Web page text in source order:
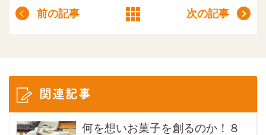
前の記事 次の記事
関連記事
何を想いお菓子を創るのか！８